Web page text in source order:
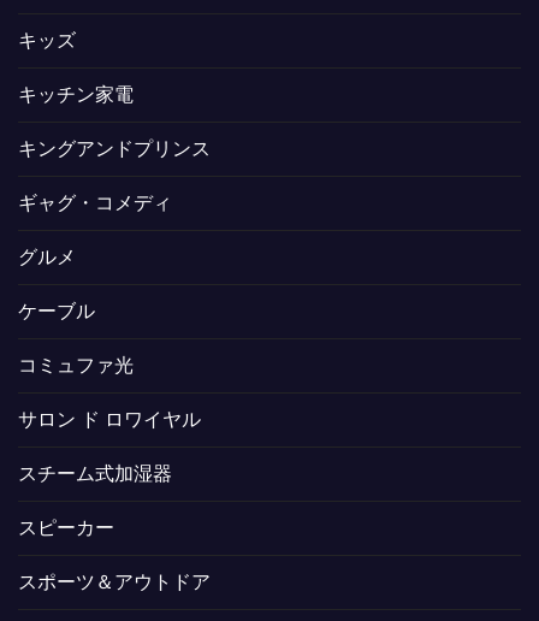
キッズ
キッチン家電
キングアンドプリンス
ギャグ・コメディ
グルメ
ケーブル
コミュファ光
サロン ド ロワイヤル
スチーム式加湿器
スピーカー
スポーツ＆アウトドア